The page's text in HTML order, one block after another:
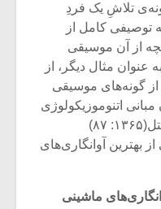
تلاشِ یک فردِ
کامل از
از آن موسیقی
(نتل ۱۳۹۲: ۱۵۴)، یا به عنوان مثال دیگر، از
از گونه‌های موسیقی
اتنوموزیکولوژی
می توان نام برد. از طرف دیگر، نتل(۱۳۶۵: ۸۷)
بهترین آوانگاری‌های
ماشینی